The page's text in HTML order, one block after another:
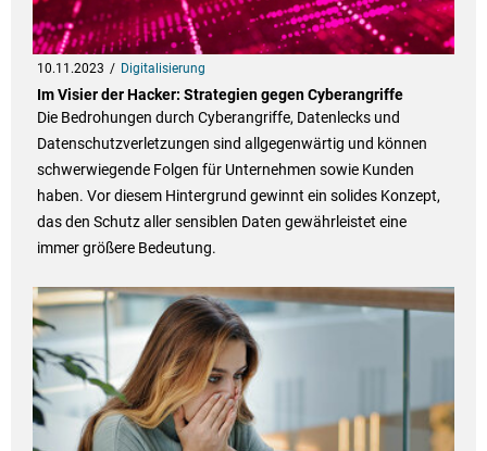
10.11.2023 Digitalisierung
Im Visier der Hacker: Strategien gegen Cyberangriffe
Die Bedrohungen durch Cyberangriffe, Datenlecks und
Datenschutzverletzungen sind allgegenwärtig und können
schwerwiegende Folgen für Unternehmen sowie Kunden
haben. Vor diesem Hintergrund gewinnt ein solides Konzept,
das den Schutz aller sensiblen Daten gewährleistet eine
immer größere Bedeutung.